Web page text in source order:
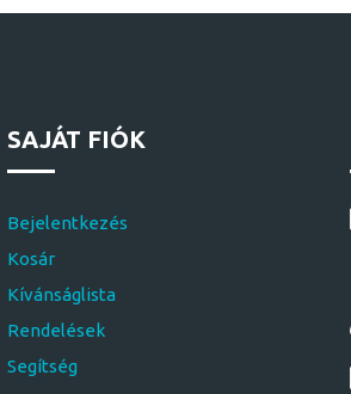
SAJÁT FIÓK
Bejelentkezés
Kosár
Kívánságlista
Rendelések
Segítség